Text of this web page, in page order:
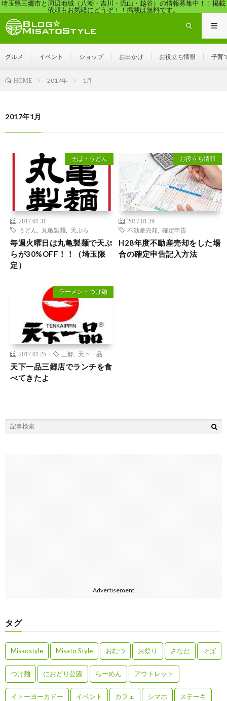
埼玉県三郷市と周辺地域（八潮・吉川・流山・越谷）の情報募集中！！掲載
依頼もお気軽にどうぞ！！掲載は無料です。
グルメ イベント ショップ お出かけ お役立ち情報 子育
HOME 2017年 1月
2017年1月
そば・うどん
2017.01.31
うどん
丸亀製麺 天ぷら
毎週火曜日は丸亀製麺で天ぷ
らが30%OFF！！（埼玉限
定）
お役立ち情報
2017.01.29
不動産売却
確定申告
H28年度不動産売却をした場
合の確定申告記入方法
ラーメン・つけ麺
2017.01.25 三郷 天下一品
天下一品三郷店でランチを食
べてきたよ
Advertisement
タグ
Misaostyle Misato Style おむつ お祭り さなだ そば
つけ麺 におどり公園 らーめん アウトレット
イトーヨーカドー イベント カフェ シマホ ステーキ